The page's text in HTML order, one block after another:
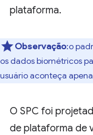
plataforma.
Observação:o
os dados biométricos
usuário aconteça
O SPC foi
de plataforma de